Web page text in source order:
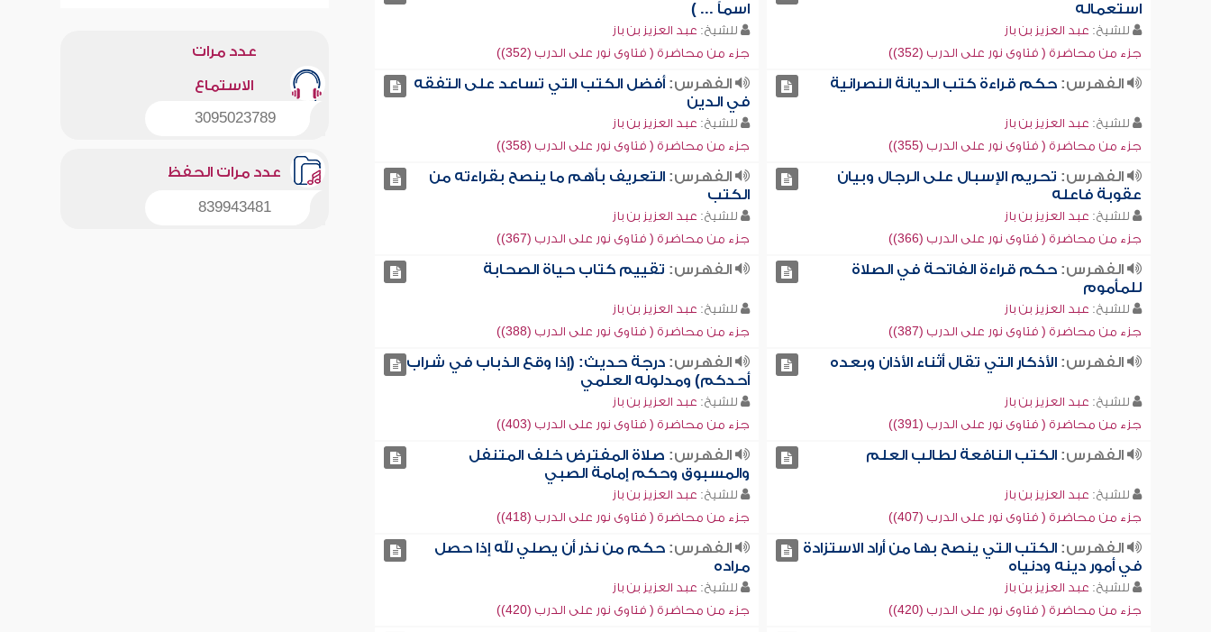
استعماله
للشيخ: عبد العزيز بن باز
جزء من محاضرة ( فتاوى نور على الدرب (352))
اسماً ... )
للشيخ: عبد العزيز بن باز
جزء من محاضرة ( فتاوى نور على الدرب (352))
الفهرس:حكم قراءة كتب الديانة النصرانية
للشيخ: عبد العزيز بن باز
جزء من محاضرة ( فتاوى نور على الدرب (355))
الفهرس: أفضل الكتب التي تساعد على التفقه
في الدين
للشيخ: عبد العزيز بن باز
جزء من محاضرة ( فتاوى نور على الدرب (358))
الفهرس: تحريم الإسبال على الرجال وبيان
عقوبة فاعله
للشيخ: عبد العزيز بن باز
جزء من محاضرة ( فتاوى نور على الدرب (366))
الفهرس: التعريف بأهم ما ينصح بقراءته من
الكتب
للشيخ: عبد العزيز بن باز
جزء من محاضرة ( فتاوى نور على الدرب (367))
الفهرس:حكم قراءة الفاتحة في الصلاة
للمأموم
للشيخ: عبد العزيز بن باز
جزء من محاضرة ( فتاوى نور على الدرب (387))
الفهرس: تقييم كتاب حياة الصحابة
للشيخ: عبد العزيز بن باز
جزء من محاضرة ( فتاوى نور على الدرب (388))
الفهرس:الأذكار التي تقال أثناء الأذان وبعده
للشيخ: عبد العزيز بن باز
جزء من محاضرة ( فتاوى نور على الدرب (391))
الفهرس: درجة حديث: (إذا وقع الذباب في شراب
أحدكم) ومدلوله العلمي
للشيخ: عبد العزيز بن باز
جزء من محاضرة ( فتاوى نور على الدرب (403))
الفهرس:الكتب النافعة لطالب العلم
للشيخ: عبد العزيز بن باز
جزء من محاضرة ( فتاوى نور على الدرب (407))
الفهرس: صلاة المفترض خلف المتنفل
والمسبوق وحكم إمامة الصبي
للشيخ: عبد العزيز بن باز
جزء من محاضرة ( فتاوى نور على الدرب (418))
الفهرس:الكتب التي ينصح بها من أراد الاستزادة
في أمور دينه ودنياه
للشيخ: عبد العزيز بن باز
جزء من محاضرة ( فتاوى نور على الدرب (420))
الفهرس: حكم من نذر أن يصلي لله إذا حصل
مراده
للشيخ: عبد العزيز بن باز
جزء من محاضرة ( فتاوى نور على الدرب (420))
عدد مرات
الاستماع
3095023789
عدد مرات الحفظ
839943481